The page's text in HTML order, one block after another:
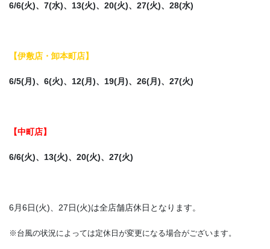
6/6(火)、7(水)、13(火)、20(火)、27(火)、28(水)
【伊敷店・卸本町店】
6/5(月)、6(火)、12(月)、19(月)、26(月)、27(火)
【中町店】
6/6(火)、13(火)、20(火)、27(火)
6月6日(火)、27日(火)は全店舗店休日となります。
※台風の状況によっては定休日が変更になる場合がございます。